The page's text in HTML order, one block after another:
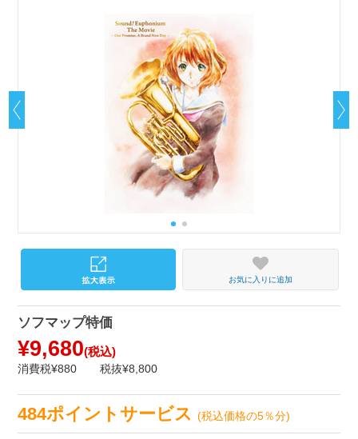
お気に入りに追加
ソフマップ特価
¥9,680(税込)
消費税¥880 税抜¥8,800
484ポイントサービス(税込価格の5％分)